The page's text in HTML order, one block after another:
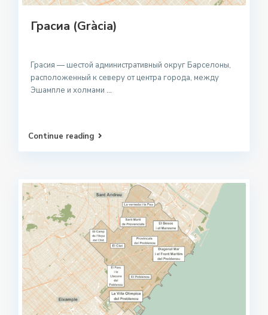
Грасиа (Gràcia)
Грасия — шестой административный округ Барселоны,
расположенный к северу от центра города, между
Эшампле и холмами ...
Continue reading